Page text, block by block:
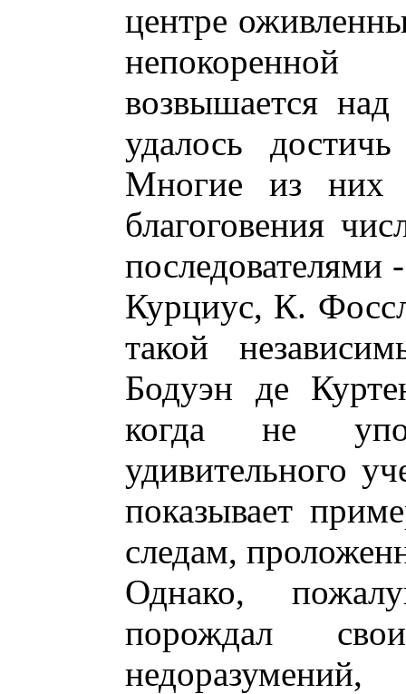
центре
возвышается
удалось
Многие из них
благоговения
Курциус, К.
такой
Бодуэн де
когда не
удивительного
показывает
следам,
Однако,
порождал